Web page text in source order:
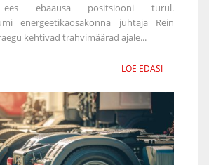
ees ebaausa positsiooni turul.
energeetikaosakonna juhtaja Rein
kehtivad trahvimäärad ajale...
LOE EDASI